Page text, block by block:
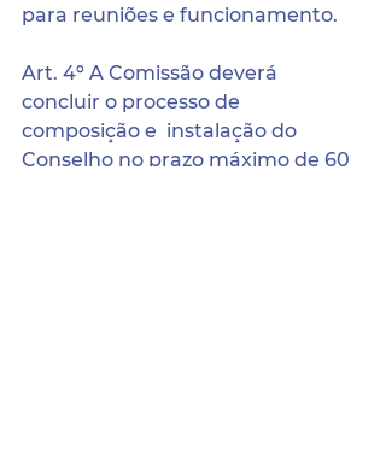
para reuniões e funcionamento.
Art. 4º A Comissão deverá
concluir o processo de
composição e  instalação do
Conselho no prazo máximo de 60